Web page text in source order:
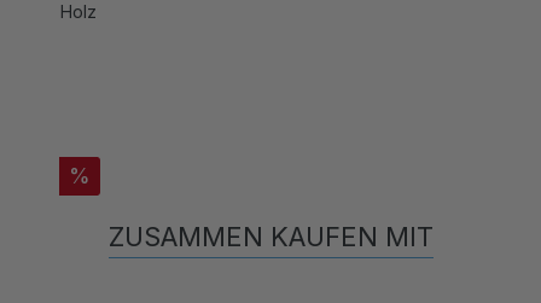
Holz
ZUSAMMEN KAUFEN MIT
%